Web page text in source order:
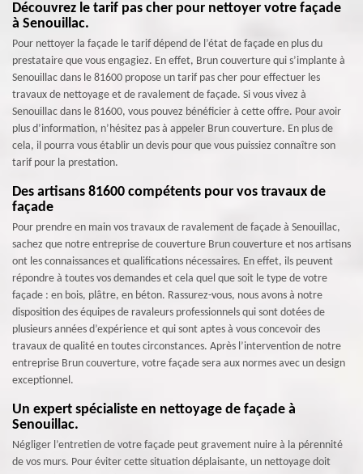
Découvrez le tarif pas cher pour nettoyer votre façade
à Senouillac.
Pour nettoyer la façade le tarif dépend de l’état de façade en plus du
prestataire que vous engagiez. En effet, Brun couverture qui s’implante à
Senouillac dans le 81600 propose un tarif pas cher pour effectuer les
travaux de nettoyage et de ravalement de façade. Si vous vivez à
Senouillac dans le 81600, vous pouvez bénéficier à cette offre. Pour avoir
plus d’information, n’hésitez pas à appeler Brun couverture. En plus de
cela, il pourra vous établir un devis pour que vous puissiez connaître son
tarif pour la prestation.
Des artisans 81600 compétents pour vos travaux de
façade
Pour prendre en main vos travaux de ravalement de façade à Senouillac,
sachez que notre entreprise de couverture Brun couverture et nos artisans
ont les connaissances et qualifications nécessaires. En effet, ils peuvent
répondre à toutes vos demandes et cela quel que soit le type de votre
façade : en bois, plâtre, en béton. Rassurez-vous, nous avons à notre
disposition des équipes de ravaleurs professionnels qui sont dotées de
plusieurs années d’expérience et qui sont aptes à vous concevoir des
travaux de qualité en toutes circonstances. Après l’intervention de notre
entreprise Brun couverture, votre façade sera aux normes avec un design
exceptionnel.
Un expert spécialiste en nettoyage de façade à
Senouillac.
Négliger l’entretien de votre façade peut gravement nuire à la pérennité
de vos murs. Pour éviter cette situation déplaisante, un nettoyage doit